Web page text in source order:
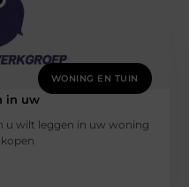
WONING EN TUIN
in uw
u wilt leggen in uw woning